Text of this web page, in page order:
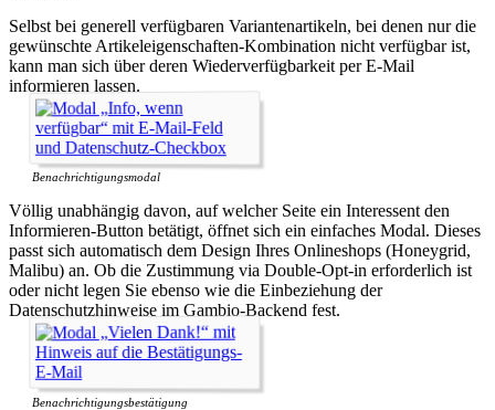
Selbst bei generell verfügbaren Variantenartikeln, bei denen nur die
gewünschte Artikeleigenschaften-Kombination nicht verfügbar ist,
kann man sich über deren Wiederverfügbarkeit per E-Mail
informieren lassen.
Benachrichtigungsmodal
Völlig unabhängig davon, auf welcher Seite ein Interessent den
Informieren-Button betätigt, öffnet sich ein einfaches Modal. Dieses
passt sich automatisch dem Design Ihres Onlineshops (Honeygrid,
Malibu) an. Ob die Zustimmung via Double-Opt-in erforderlich ist
oder nicht legen Sie ebenso wie die Einbeziehung der
Datenschutzhinweise im Gambio-Backend fest.
Benachrichtigungsbestätigung